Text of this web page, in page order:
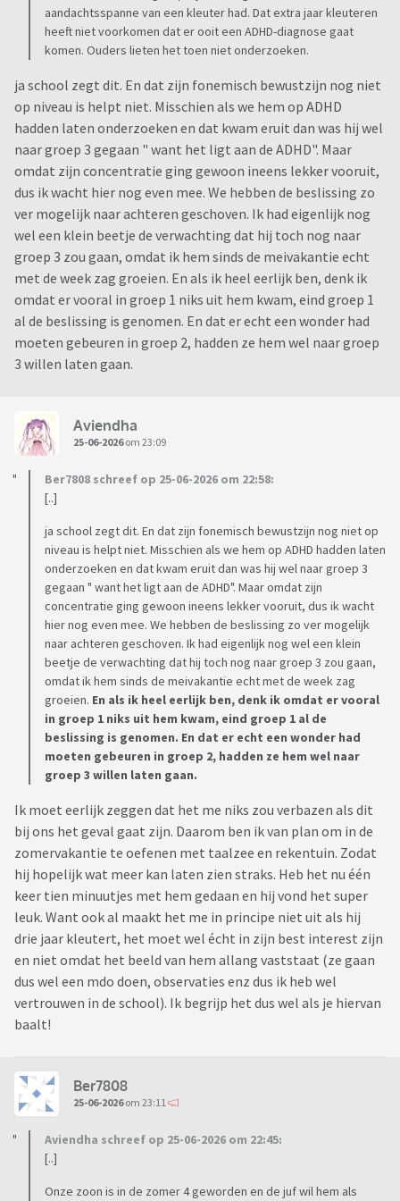
aandachtsspanne van een kleuter had. Dat extra jaar kleuteren
heeft niet voorkomen dat er ooit een ADHD-diagnose gaat
komen. Ouders lieten het toen niet onderzoeken.
ja school zegt dit. En dat zijn fonemisch bewustzijn nog niet
op niveau is helpt niet. Misschien als we hem op ADHD
hadden laten onderzoeken en dat kwam eruit dan was hij wel
naar groep 3 gegaan " want het ligt aan de ADHD". Maar
omdat zijn concentratie ging gewoon ineens lekker vooruit,
dus ik wacht hier nog even mee. We hebben de beslissing zo
ver mogelijk naar achteren geschoven. Ik had eigenlijk nog
wel een klein beetje de verwachting dat hij toch nog naar
groep 3 zou gaan, omdat ik hem sinds de meivakantie echt
met de week zag groeien. En als ik heel eerlijk ben, denk ik
omdat er vooral in groep 1 niks uit hem kwam, eind groep 1
al de beslissing is genomen. En dat er echt een wonder had
moeten gebeuren in groep 2, hadden ze hem wel naar groep
3 willen laten gaan.
Aviendha
25-06-2026om 23:09
Ber7808 schreef op 25-06-2026 om 22:58:
[..]
ja school zegt dit. En dat zijn fonemisch bewustzijn nog niet op
niveau is helpt niet. Misschien als we hem op ADHD hadden laten
onderzoeken en dat kwam eruit dan was hij wel naar groep 3
gegaan " want het ligt aan de ADHD". Maar omdat zijn
concentratie ging gewoon ineens lekker vooruit, dus ik wacht
hier nog even mee. We hebben de beslissing zo ver mogelijk
naar achteren geschoven. Ik had eigenlijk nog wel een klein
beetje de verwachting dat hij toch nog naar groep 3 zou gaan,
omdat ik hem sinds de meivakantie echt met de week zag
groeien. En als ik heel eerlijk ben, denk ik omdat er vooral
in groep 1 niks uit hem kwam, eind groep 1 al de
beslissing is genomen. En dat er echt een wonder had
moeten gebeuren in groep 2, hadden ze hem wel naar
groep 3 willen laten gaan.
Ik moet eerlijk zeggen dat het me niks zou verbazen als dit
bij ons het geval gaat zijn. Daarom ben ik van plan om in de
zomervakantie te oefenen met taalzee en rekentuin. Zodat
hij hopelijk wat meer kan laten zien straks. Heb het nu één
keer tien minuutjes met hem gedaan en hij vond het super
leuk. Want ook al maakt het me in principe niet uit als hij
drie jaar kleutert, het moet wel écht in zijn best interest zijn
en niet omdat het beeld van hem allang vaststaat (ze gaan
dus wel een mdo doen, observaties enz dus ik heb wel
vertrouwen in de school). Ik begrijp het dus wel als je hiervan
baalt!
Ber7808
25-06-2026om 23:11
Aviendha schreef op 25-06-2026 om 22:45:
[..]
Onze zoon is in de zomer 4 geworden en de juf wil hem als